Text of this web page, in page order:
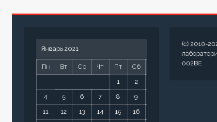
Январь 2021
Пн Вт Ср Чт Пт Сб
1 2
4 5 6 7 8 9
11 12 13 14 15 16
(c) 2010-
002BE